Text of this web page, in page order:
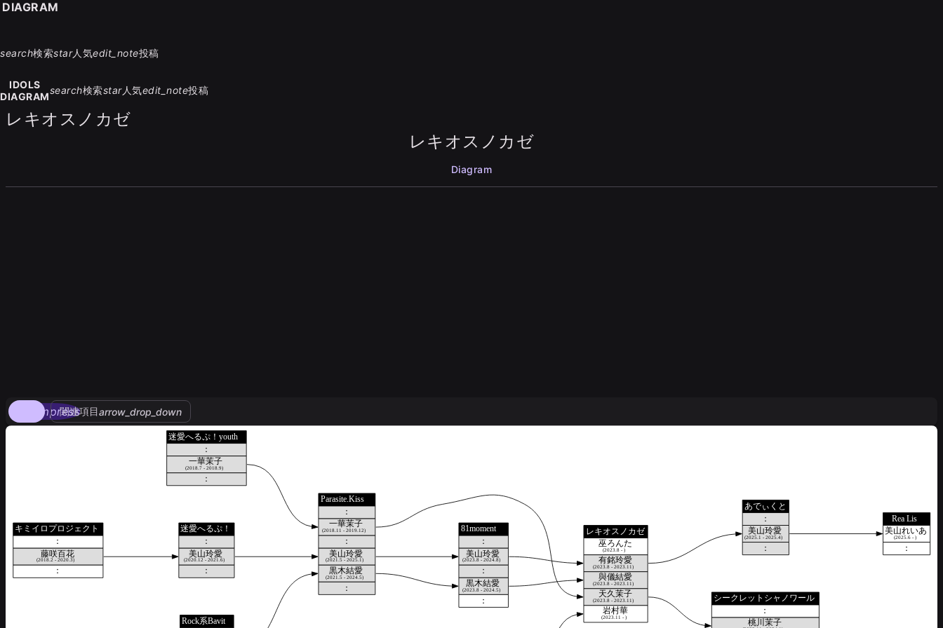
search検索star人気edit_note投稿
IDOLS
DIAGRAM
search検索star人気edit_note投稿
レキオスノカゼ
レキオスノカゼ
Diagram
compress
関連項目arrow_drop_down